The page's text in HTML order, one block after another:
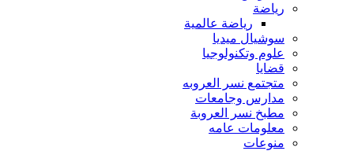
رياضة
رياضة عالمية
سوشيال ميديا
علوم وتكنولوجيا
قضايا
متجتمع نسر العروبه
مدارس وجامعات
مطبخ نسر العروبة
معلومات عامه
منوعات